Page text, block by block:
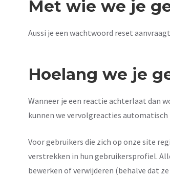
Met wie we je
Aussi je een wachtwoord reset
Hoelang we je
Wanneer je een reactie achterlaat dan
kunnen we vervolgreacties
Voor gebruikers die zich op onze site
verstrekken in hun gebruikersprofiel.
bewerken of verwijderen (behalve dat